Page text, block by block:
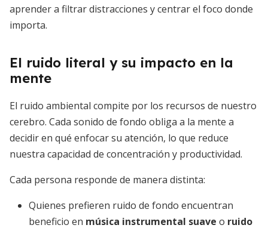
aprender a filtrar distracciones y centrar el foco donde
importa.
El ruido literal y su impacto en la
mente
El ruido ambiental compite por los recursos de nuestro
cerebro. Cada sonido de fondo obliga a la mente a
decidir en qué enfocar su atención, lo que reduce
nuestra capacidad de concentración y productividad.
Cada persona responde de manera distinta:
Quienes prefieren ruido de fondo encuentran
beneficio en música instrumental suave o ruido